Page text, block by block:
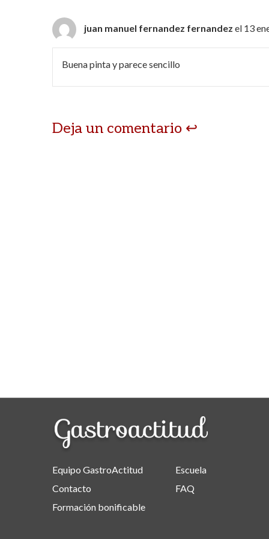
juan manuel fernandez fernandez el 13
Buena pinta y parece sencillo
Deja un comentario
Equipo GastroActitud
Contacto
Formación bonificable
Escuela
FAQ